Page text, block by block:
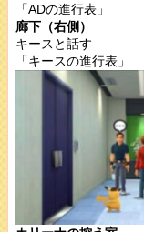
「ADの進行表」
廊下（右側）
キースと話す
「キースの進行表」